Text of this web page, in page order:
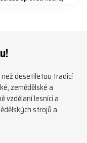
než desetiletou tradicí
zemědělské a
vzdělaní lesníci a
strojů a